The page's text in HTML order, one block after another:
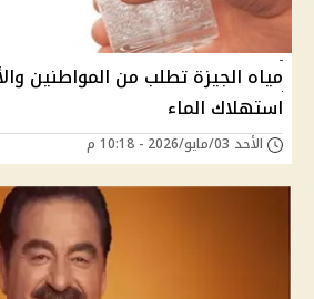
مياه الجيزة تطلب من المواطنين
استهلاك الماء
الأحد 03/مايو/2026 - 10:18 م